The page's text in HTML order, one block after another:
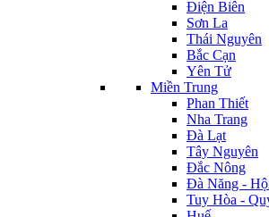
Điện Biên
Sơn La
Thái Nguyên
Bắc Cạn
Yên Tử
Miền Trung
Phan Thiết
Nha Trang
Đà Lạt
Tây Nguyên
Đắc Nông
Đà Năng -
Tuy Hòa -